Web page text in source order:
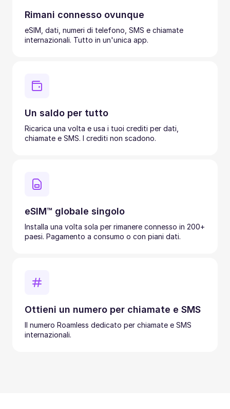
Rimani connesso ovunque
eSIM, dati, numeri di telefono, SMS e chiamate
internazionali. Tutto in un'unica app.
Un saldo per tutto
Ricarica una volta e usa i tuoi crediti per dati,
chiamate e SMS. I crediti non scadono.
eSIM™ globale singolo
Installa una volta sola per rimanere connesso in 200+
paesi. Pagamento a consumo o con piani dati.
Ottieni un numero per chiamate e SMS
Il numero Roamless dedicato per chiamate e SMS
internazionali.